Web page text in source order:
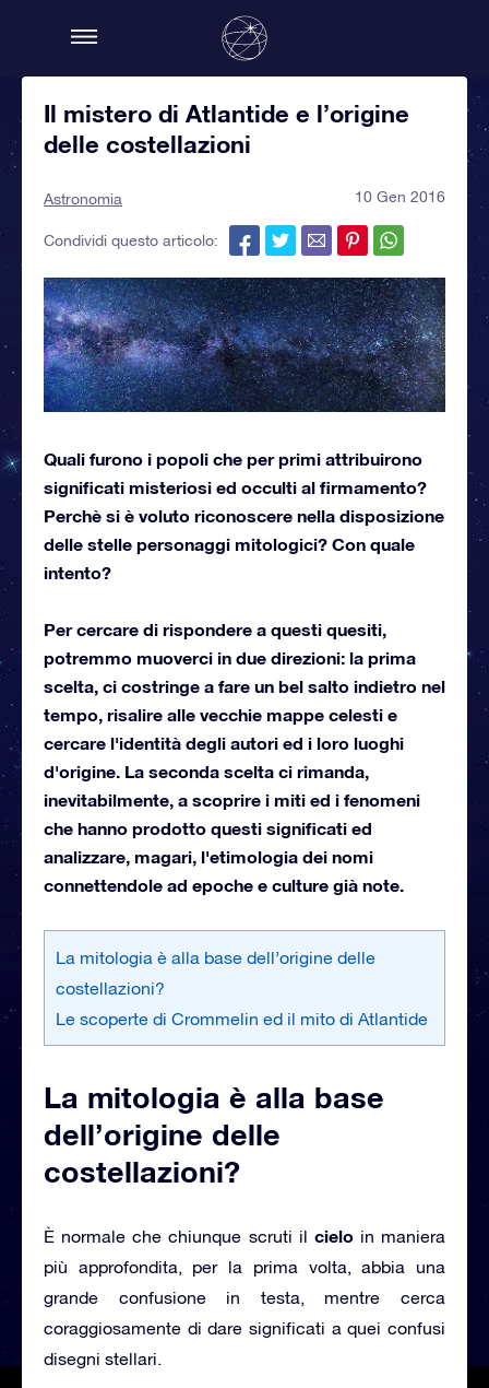
Il mistero di Atlantide e l’origine
delle costellazioni
Astronomia 10 Gen 2016
Condividi questo articolo:
Quali furono i popoli che per primi attribuirono
significati misteriosi ed occulti al firmamento?
Perchè si è voluto riconoscere nella disposizione
delle stelle personaggi mitologici? Con quale
intento?
Per cercare di rispondere a questi quesiti,
potremmo muoverci in due direzioni: la prima
scelta, ci costringe a fare un bel salto indietro nel
tempo, risalire alle vecchie mappe celesti e
cercare l'identità degli autori ed i loro luoghi
d'origine. La seconda scelta ci rimanda,
inevitabilmente, a scoprire i miti ed i fenomeni
che hanno prodotto questi significati ed
analizzare, magari, l'etimologia dei nomi
connettendole ad epoche e culture già note.
La mitologia è alla base dell’origine delle
costellazioni?
Le scoperte di Crommelin ed il mito di Atlantide
La mitologia è alla base
dell’origine delle
costellazioni?
È normale che chiunque scruti il cieloin maniera
più approfondita, per la prima volta, abbia una
grande confusione in testa, mentre cerca
coraggiosamente di dare significati a quei confusi
disegni stellari.